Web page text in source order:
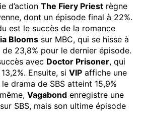
d’action The Fiery Priest règne
dont un épisode final à 22%.
est le succès de la romance
Blooms sur MBC, qui se hisse à
de 23,8% pour le dernier épisode.
avec Doctor Prisoner, qui
Ensuite, si VIP affiche une
drama de SBS atteint 15,9%
Vagabond enregistre une
SBS, mais son ultime épisode